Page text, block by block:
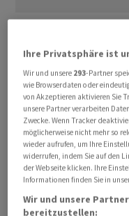
25.000 Zählern und
auf 24.967 Punkte
Börsenunternehmen
Punkte an. Für den
ging es um 0,5
Unter Druck stehen
Halbleiterwerte
getriebenen Rally.
Dax-Ende mehr als 4
Ihre Privatsphäre ist
Wir und unsere 293-Partner
wie Browserdaten oder
von Akzeptieren aktivieren Sie
unsere Partner verarbeiten
Zwecke. Wenn Tracker
möglicherweise nicht mehr so
wieder aufrufen, um Ihre
widerrufen, indem Sie auf den
der Webseite klicken. Ihre
Informationen finden Sie in
Wir und unsere
bereitzustellen: